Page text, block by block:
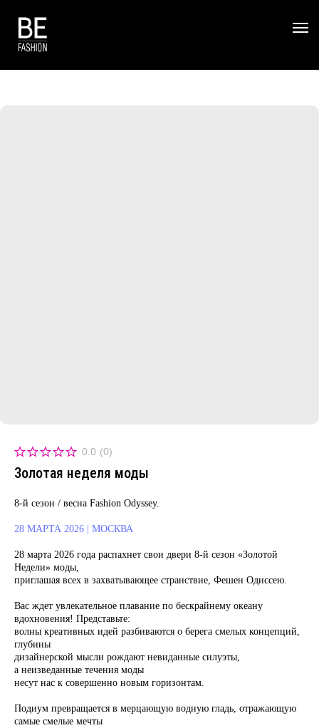
0.0 (0)
Золотая неделя моды
8-й сезон / весна Fashion Odyssey.
28 МАРТА 2026 | МОСКВА
28 марта 2026 года распахнет свои двери 8-й сезон «Золотой
Недели» моды,
приглашая всех в захватывающее странствие, Фешен Одиссею.
Вас ждет увлекательное плавание по бескрайнему океану
вдохновения! Представьте:
волны креативных идей разбиваются о берега смелых концепций,
глубины
дизайнерской мысли рождают невиданные силуэты,
а неизведанные течения моды
несут нас к совершенно новым горизонтам.
Подиум превращается в мерцающую водную гладь, отражающую
самые смелые мечты